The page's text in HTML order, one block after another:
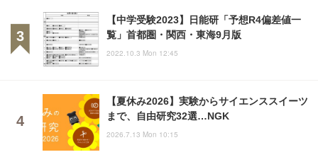
【中学受験2023】日能研「予想R4偏差値一
覧」首都圏・関西・東海9月版
2022.10.3 Mon 12:45
【夏休み2026】実験からサイエンススイーツ
まで、自由研究32選…NGK
2026.7.13 Mon 10:15